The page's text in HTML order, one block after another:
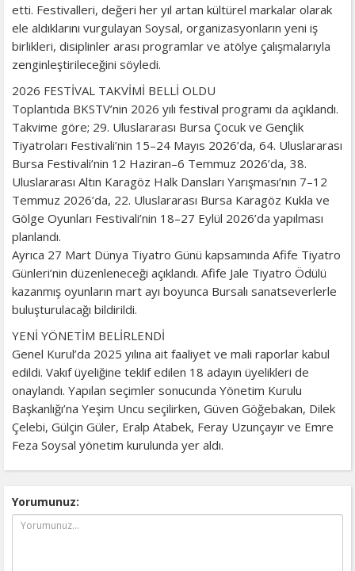
etti. Festivalleri, değeri her yıl artan kültürel markalar olarak
ele aldıklarını vurgulayan Soysal, organizasyonların yeni iş
birlikleri, disiplinler arası programlar ve atölye çalışmalarıyla
zenginleştirileceğini söyledi.
2026 FESTİVAL TAKVİMİ BELLİ OLDU
Toplantıda BKSTV’nin 2026 yılı festival programı da açıklandı.
Takvime göre; 29. Uluslararası Bursa Çocuk ve Gençlik
Tiyatroları Festivali’nin 15–24 Mayıs 2026’da, 64. Uluslararası
Bursa Festivali’nin 12 Haziran–6 Temmuz 2026’da, 38.
Uluslararası Altın Karagöz Halk Dansları Yarışması’nın 7–12
Temmuz 2026’da, 22. Uluslararası Bursa Karagöz Kukla ve
Gölge Oyunları Festivali’nin 18–27 Eylül 2026’da yapılması
planlandı.
Ayrıca 27 Mart Dünya Tiyatro Günü kapsamında Afife Tiyatro
Günleri’nin düzenleneceği açıklandı. Afife Jale Tiyatro Ödülü
kazanmış oyunların mart ayı boyunca Bursalı sanatseverlerle
buluşturulacağı bildirildi.
YENİ YÖNETİM BELİRLENDİ
Genel Kurul’da 2025 yılına ait faaliyet ve mali raporlar kabul
edildi. Vakıf üyeliğine teklif edilen 18 adayın üyelikleri de
onaylandı. Yapılan seçimler sonucunda Yönetim Kurulu
Başkanlığı’na Yeşim Uncu seçilirken, Güven Göğebakan, Dilek
Çelebi, Gülçin Güler, Eralp Atabek, Feray Uzunçayır ve Emre
Feza Soysal yönetim kurulunda yer aldı.
Yorumunuz: